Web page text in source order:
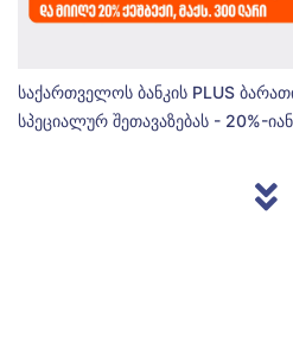
საქართველოს ბანკის PLUS
სპეციალურ შეთავაზებას - 20%-იან